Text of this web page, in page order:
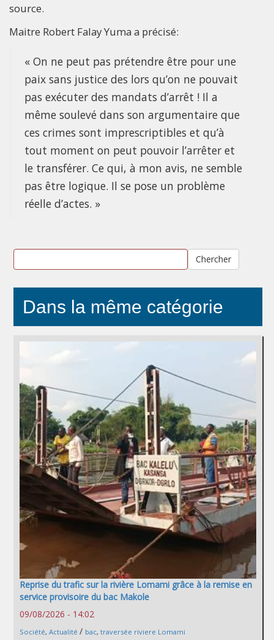
source.
Maitre Robert Falay Yuma a précisé:
« On ne peut pas prétendre être pour une
paix sans justice des lors qu’on ne pouvait
pas exécuter des mandats d’arrêt ! Il a
même soulevé dans son argumentaire que
ces crimes sont imprescriptibles et qu’à
tout moment on peut pouvoir l’arrêter et
le transférer. Ce qui, à mon avis, ne semble
pas être logique. Il se pose un problème
réelle d’actes. »
Chercher
Dans la même catégorie
Reprise du trafic sur la rivière Lomami grâce à la remise en
service provisoire du bac Makole
09/08/2026 - 14:02
Société, Actualité / bac, traversée riviere Lomami